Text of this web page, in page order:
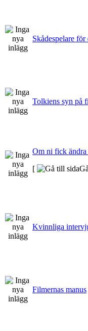
Skådespelare
Tolkiens syn på
Om ni fick ändra
[
Kvinnliga
Filmernas manus